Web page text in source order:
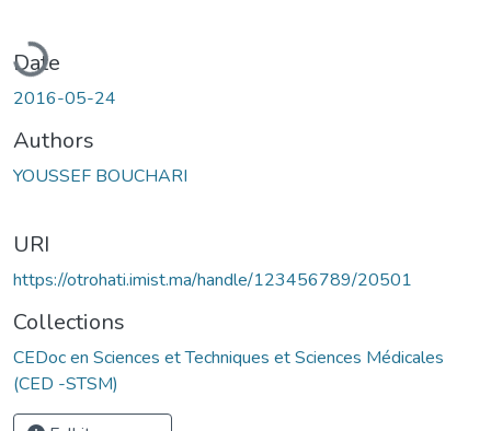
Date
2016-05-24
Authors
YOUSSEF BOUCHARI
URI
https://otrohati.imist.ma/handle/123456789/20501
Collections
CEDoc en Sciences et Techniques et Sciences Médicales
(CED -STSM)